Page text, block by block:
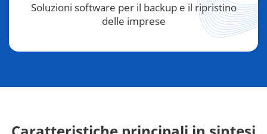
Soluzioni software per il backup e il ripristino
delle imprese